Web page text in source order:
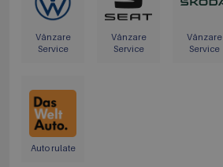
Vânzare
Service
Vânzare
Service
Vânzare
Service
Auto rulate